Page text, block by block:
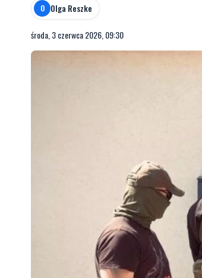
O Olga Reszke
środa, 3 czerwca 2026, 09:30